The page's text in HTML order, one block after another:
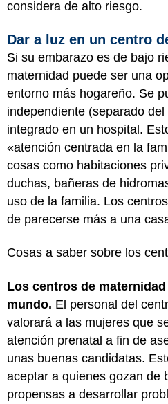
considera de alto riesgo.
Dar a luz en un centro
Si su embarazo es de bajo
maternidad puede ser una
entorno más hogareño. Se
independiente (separado
integrado en un hospital.
«atención centrada en la
cosas como habitaciones
duchas, bañeras de
uso de la familia. Los
de parecerse más a una
Cosas a saber sobre los
Los centros de
mundo. El personal del
valorará a las mujeres que
atención prenatal a fin de
unas buenas candidatas.
aceptar a quienes gozan de
propensas a desarrollar